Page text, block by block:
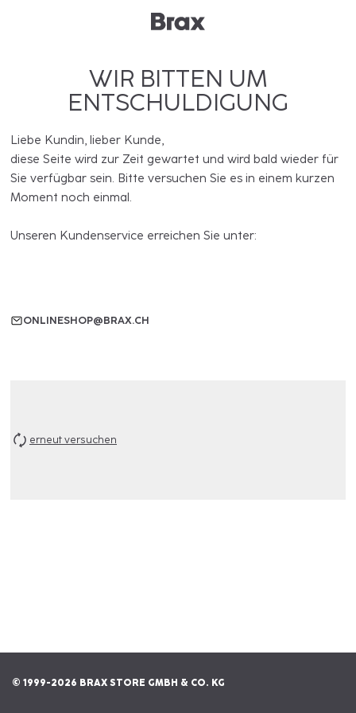
WIR BITTEN UM
ENTSCHULDIGUNG
Liebe Kundin, lieber Kunde,
diese Seite wird zur Zeit gewartet und wird bald wieder für
Sie verfügbar sein. Bitte versuchen Sie es in einem kurzen
Moment noch einmal.
Unseren Kundenservice erreichen Sie unter:
ONLINESHOP@BRAX.CH
erneut versuchen
© 1999-2026 BRAX STORE GMBH & CO. KG